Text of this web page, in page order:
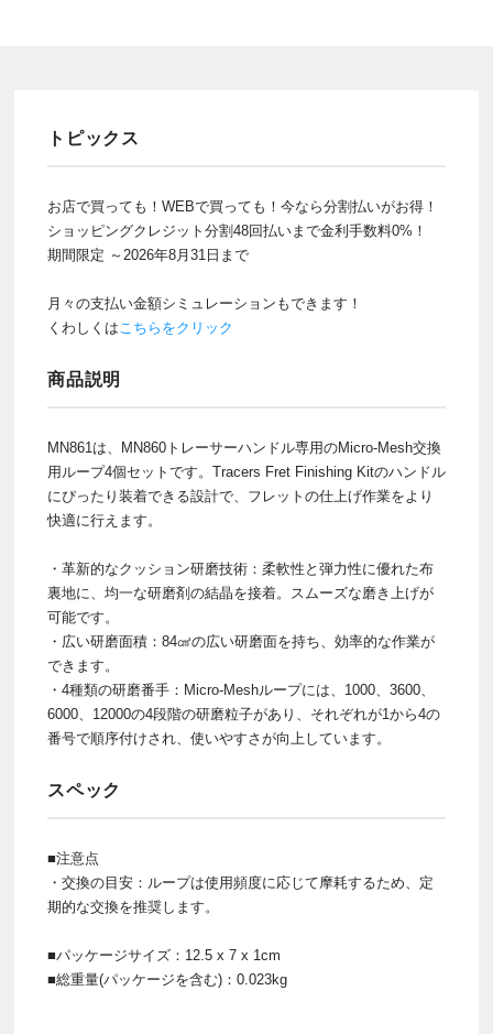
トピックス
お店で買っても！WEBで買っても！今なら分割払いがお得！
ショッピングクレジット分割48回払いまで金利手数料0%！
期間限定 ～2026年8月31日まで
月々の支払い金額シミュレーションもできます！
くわしくはこちらをクリック
商品説明
MN861は、MN860トレーサーハンドル専用のMicro-Mesh交換
用ループ4個セットです。Tracers Fret Finishing Kitのハンドル
にぴったり装着できる設計で、フレットの仕上げ作業をより
快適に行えます。
・革新的なクッション研磨技術：柔軟性と弾力性に優れた布
裏地に、均一な研磨剤の結晶を接着。スムーズな磨き上げが
可能です。
・広い研磨面積：84㎠の広い研磨面を持ち、効率的な作業が
できます。
・4種類の研磨番手：Micro-Meshループには、1000、3600、
6000、12000の4段階の研磨粒子があり、それぞれが1から4の
番号で順序付けされ、使いやすさが向上しています。
スペック
■注意点
・交換の目安：ループは使用頻度に応じて摩耗するため、定
期的な交換を推奨します。
■パッケージサイズ：12.5 x 7 x 1cm
■総重量(パッケージを含む)：0.023kg